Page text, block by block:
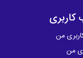
من
من